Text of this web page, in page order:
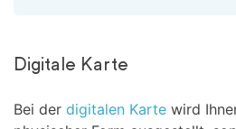
Digitale Karte
Bei der digitalen Karte wird